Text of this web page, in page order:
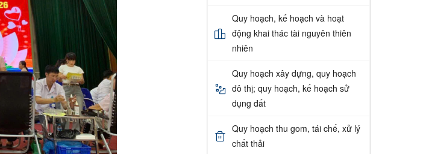
Quy hoạch, kế hoạch và hoạt
động khai thác tài nguyên thiên
nhiên
Quy hoạch xây dựng, quy hoạch
đô thị; quy hoạch, kế hoạch sử
dụng đất
Quy hoạch thu gom, tái chế, xử lý
chất thải